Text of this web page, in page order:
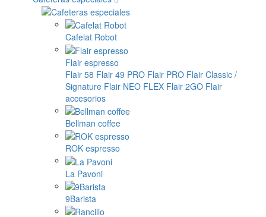
Cafelat Robot
Flair espresso
Flair 58 Flair 49 PRO Flair PRO Flair Classic /
Signature Flair NEO FLEX Flair 2GO Flair
accesorios
Bellman coffee
ROK espresso
La Pavoni
9Barista